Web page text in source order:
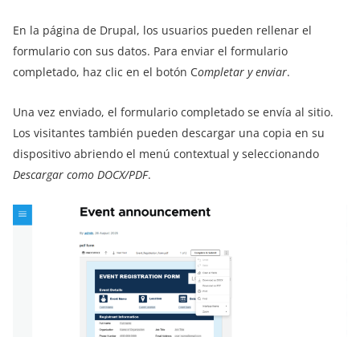
En la página de Drupal, los usuarios pueden rellenar el
formulario con sus datos. Para enviar el formulario
completado, haz clic en el botón Completar y enviar.
Una vez enviado, el formulario completado se envía al sitio.
Los visitantes también pueden descargar una copia en su
dispositivo abriendo el menú contextual y seleccionando
Descargar como DOCX/PDF.